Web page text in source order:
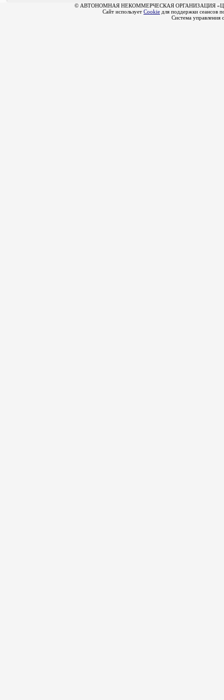
© АВТОНОМНАЯ НЕКОММЕРЧЕСКАЯ ОРГАНИЗАЦИЯ
Сайт использует Cookie для поддержки сеансов
Система управления